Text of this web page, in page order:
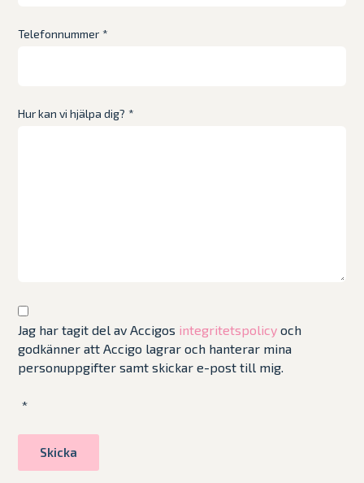
Telefonnummer *
Hur kan vi hjälpa dig? *
Jag har tagit del av Accigos integritetspolicy och
godkänner att Accigo lagrar och hanterar mina
personuppgifter samt skickar e-post till mig.
*